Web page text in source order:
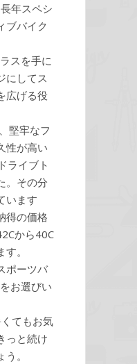
年スペシ
ブバイク
スを手に
にしてス
広げる役
堅牢なフ
性が高い
ライブト
。その分
います
得の価格
から40C
。
ポーツバ
お選びい
てもお気
っと続け
。